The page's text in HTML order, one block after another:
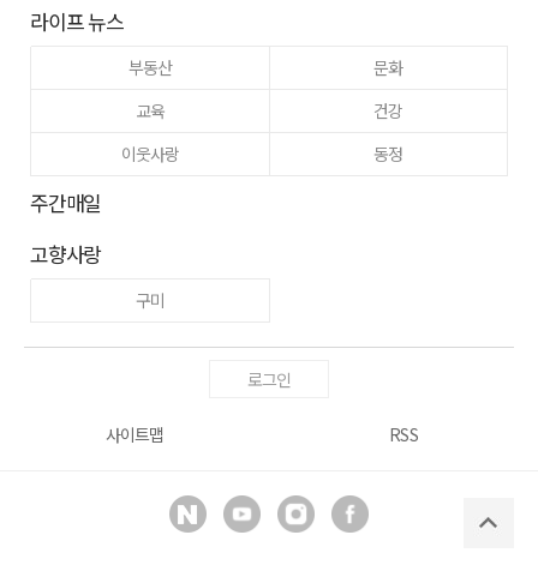
라이프 뉴스
부동산
문화
교육
건강
이웃사랑
동정
주간매일
고향사랑
구미
로그인
사이트맵 RSS